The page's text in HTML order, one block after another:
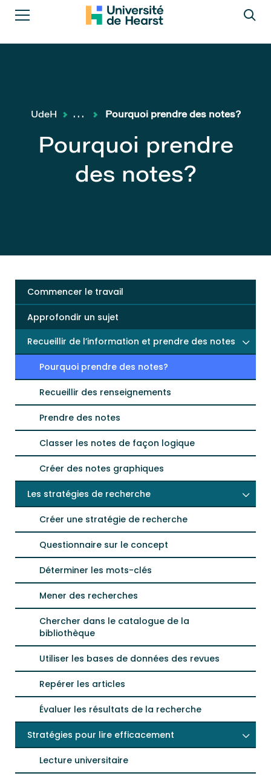
Pourquoi prendre
des notes?
UdeH ... Pourquoi prendre des notes?
Commencer le travail
Approfondir un sujet
Recueillir de l’information et prendre des notes
Pourquoi prendre des notes?
Recueillir des renseignements
Prendre des notes
Classer les notes de façon logique
Créer des notes graphiques
Les stratégies de recherche
Créer une stratégie de recherche
Questionnaire sur le concept
Déterminer les mots-clés
Mener des recherches
Chercher dans le catalogue de la
bibliothèque
Utiliser les bases de données des revues
Repérer les articles
Évaluer les résultats de la recherche
Stratégies pour lire efficacement
Lecture universitaire